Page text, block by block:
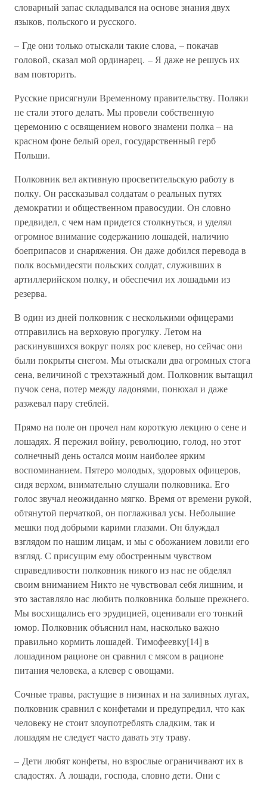
словарный запас складывался на основе знания двух
языков, польского и русского.
– Где они только отыскали такие слова, – покачав
головой, сказал мой ординарец. – Я даже не решусь их
вам повторить.
Русские присягнули Временному правительству. Поляки
не стали этого делать. Мы провели собственную
церемонию с освящением нового знамени полка – на
красном фоне белый орел, государственный герб
Польши.
Полковник вел активную просветительскую работу в
полку. Он рассказывал солдатам о реальных путях
демократии и общественном правосудии. Он словно
предвидел, с чем нам придется столкнуться, и уделял
огромное внимание содержанию лошадей, наличию
боеприпасов и снаряжения. Он даже добился перевода в
полк восьмидесяти польских солдат, служивших в
артиллерийском полку, и обеспечил их лошадьми из
резерва.
В один из дней полковник с несколькими офицерами
отправились на верховую прогулку. Летом на
раскинувшихся вокруг полях рос клевер, но сейчас они
были покрыты снегом. Мы отыскали два огромных стога
сена, величиной с трехэтажный дом. Полковник вытащил
пучок сена, потер между ладонями, понюхал и даже
разжевал пару стеблей.
Прямо на поле он прочел нам короткую лекцию о сене и
лошадях. Я пережил войну, революцию, голод, но этот
солнечный день остался моим наиболее ярким
воспоминанием. Пятеро молодых, здоровых офицеров,
сидя верхом, внимательно слушали полковника. Его
голос звучал неожиданно мягко. Время от времени рукой,
обтянутой перчаткой, он поглаживал усы. Небольшие
мешки под добрыми карими глазами. Он блуждал
взглядом по нашим лицам, и мы с обожанием ловили его
взгляд. С присущим ему обостренным чувством
справедливости полковник никого из нас не обделял
своим вниманием Никто не чувствовал себя лишним, и
это заставляло нас любить полковника больше прежнего.
Мы восхищались его эрудицией, оценивали его тонкий
юмор. Полковник объяснил нам, насколько важно
правильно кормить лошадей. Тимофеевку[14] в
лошадином рационе он сравнил с мясом в рационе
питания человека, а клевер с овощами.
Сочные травы, растущие в низинах и на заливных лугах,
полковник сравнил с конфетами и предупредил, что как
человеку не стоит злоупотреблять сладким, так и
лошадям не следует часто давать эту траву.
– Дети любят конфеты, но взрослые ограничивают их в
сладостях. А лошади, господа, словно дети. Они с